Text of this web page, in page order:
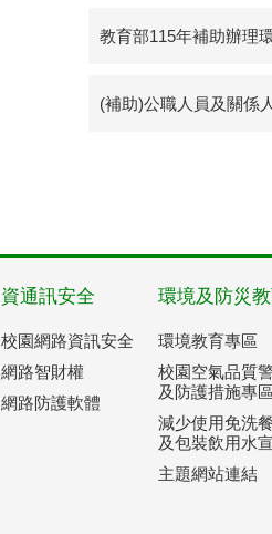
教育部115年補助辦理
(補助)公職人員及關係
資通訊安全
校園網路資訊安全
網路智財權
網路防護軟體
環境及防災
環境教育專區
校園空氣品質
及防護措施專區
減少使用免洗
及包裝飲用水
主題網站連結